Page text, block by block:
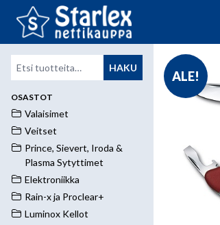
Etsi: HAKU
OSASTOT
Valaisimet
Veitset
Prince, Sievert, Iroda &
Plasma Sytyttimet
Elektroniikka
Rain-x ja Proclear+
Luminox Kellot
ALE!